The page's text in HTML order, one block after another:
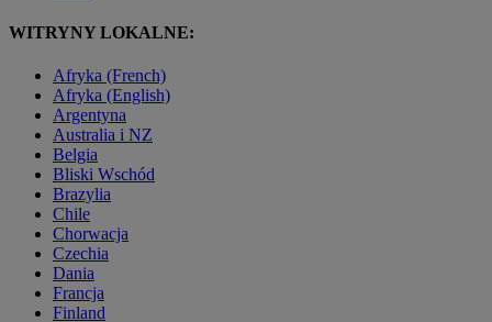
WITRYNY LOKALNE:
Afryka (French)
Afryka (English)
Argentyna
Australia i NZ
Belgia
Bliski Wschód
Brazylia
Chile
Chorwacja
Czechia
Dania
Francja
Finland